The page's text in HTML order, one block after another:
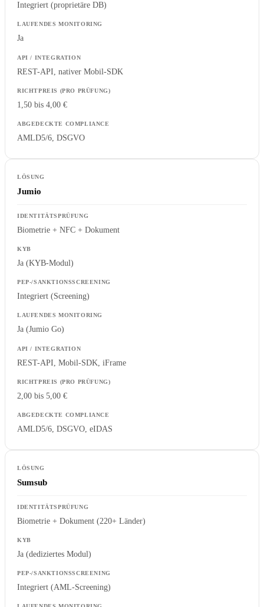
Integriert (proprietäre DB)
Ja
REST-API, nativer Mobil-SDK
1,50 bis 4,00 €
AMLD5/6, DSGVO
Jumio
Biometrie + NFC + Dokument
Ja (KYB-Modul)
Integriert (Screening)
Ja (Jumio Go)
REST-API, Mobil-SDK, iFrame
2,00 bis 5,00 €
AMLD5/6, DSGVO, eIDAS
Sumsub
Biometrie + Dokument (220+ Länder)
Ja (dediziertes Modul)
Integriert (AML-Screening)